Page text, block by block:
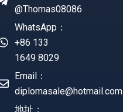
@Thomas08086
WhatsApp：
+86 133
1649 8029
Email：
diplomasale@hotmail.com
地址：